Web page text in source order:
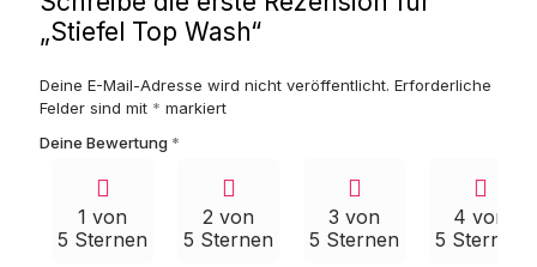
„Stiefel Top Wash“
Deine E-Mail-Adresse wird nicht veröffentlicht. Erforderliche
Felder sind mit * markiert
Deine Bewertung *
1 von
5 Sternen
2 von
5 Sternen
3 von
5 Sternen
4 von
5 Sternen